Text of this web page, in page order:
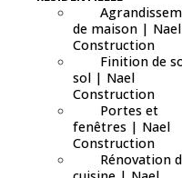
de maison | Nael
Construction
Finition de
sol | Nael
Construction
Portes et
fenêtres | Nael
Construction
Rénovation